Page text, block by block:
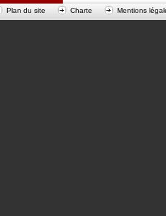
Plan du site Charte Mentions